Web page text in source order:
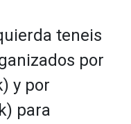
teneis
por
y por
para